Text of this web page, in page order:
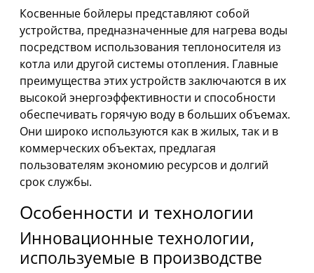
Косвенные бойлеры представляют собой
устройства, предназначенные для нагрева воды
посредством использования теплоносителя из
котла или другой системы отопления. Главные
преимущества этих устройств заключаются в их
высокой энергоэффективности и способности
обеспечивать горячую воду в больших объемах.
Они широко используются как в жилых, так и в
коммерческих объектах, предлагая
пользователям экономию ресурсов и долгий
срок службы.
Особенности и технологии
Инновационные технологии,
используемые в производстве